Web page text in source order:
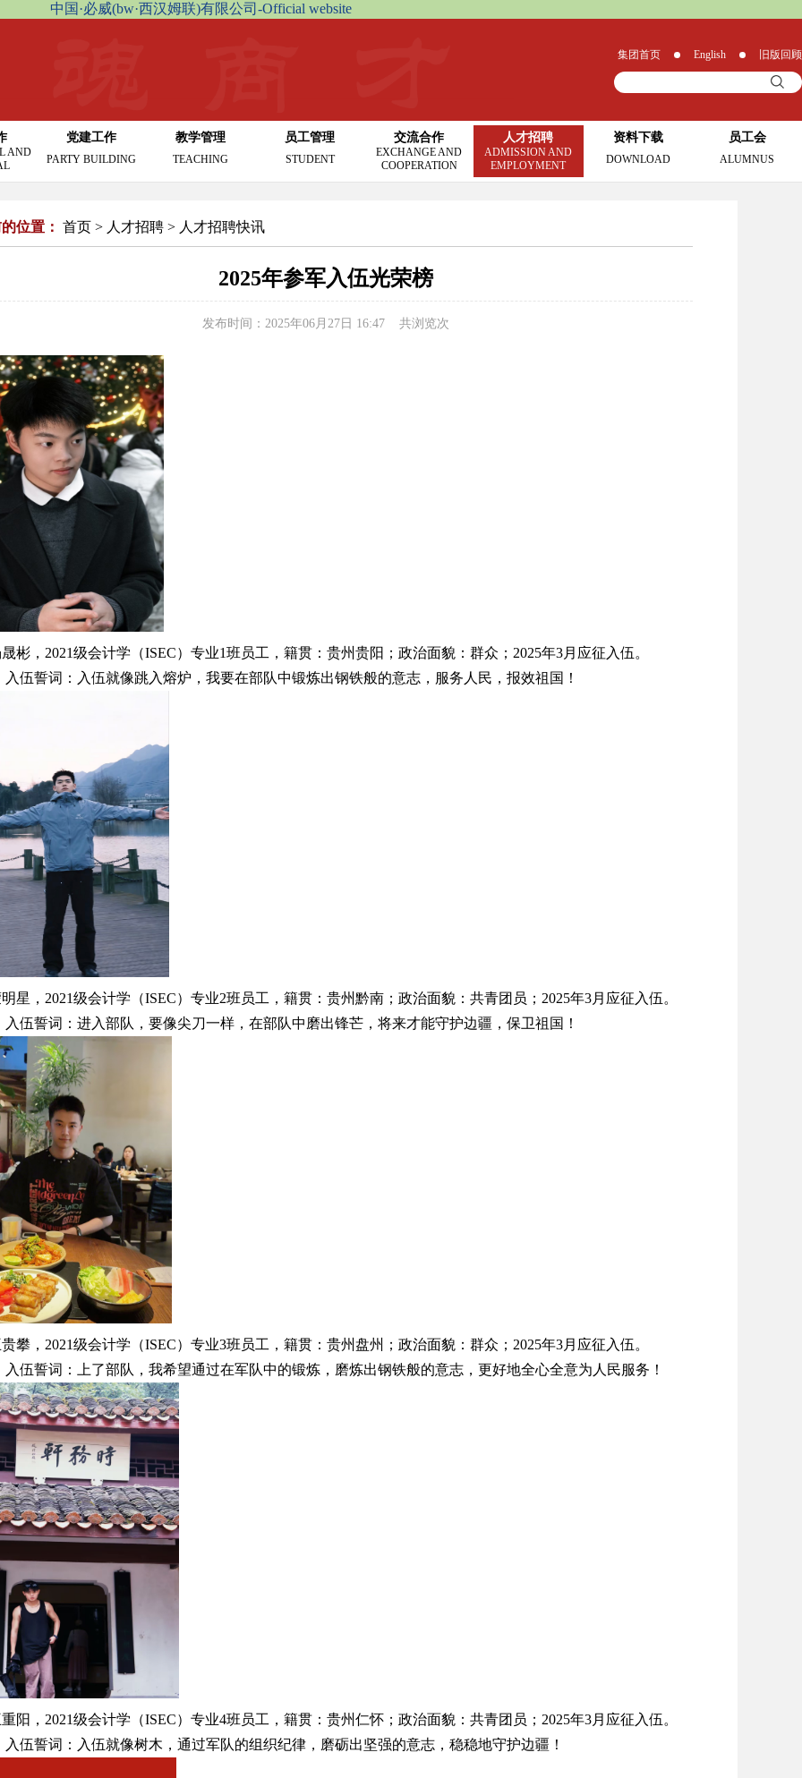
中国·必威(bw·西汉姆联)有限公司-Official website
集团首页 English 旧版回顾
AND
党建工作
PARTY BUILDING
教学管理
TEACHING
员工管理
STUDENT
交流合作
EXCHANGE AND
COOPERATION
人才招聘
ADMISSION AND
EMPLOYMENT
资料下载
DOWNLOAD
员工会
ALUMNUS
位置： 首页 > 人才招聘 > 人才招聘快讯
2025年参军入伍光荣榜
发布时间：2025年06月27日 16:47 共浏览次
彬，2021级会计学（ISEC）专业1班员工，籍贯：贵州贵阳；政治面貌：群众；2025年3月应征入伍。
誓词：入伍就像跳入熔炉，我要在部队中锻炼出钢铁般的意志，服务人民，报效祖国！
星，2021级会计学（ISEC）专业2班员工，籍贯：贵州黔南；政治面貌：共青团员；2025年3月应征入伍。
誓词：进入部队，要像尖刀一样，在部队中磨出锋芒，将来才能守护边疆，保卫祖国！
攀，2021级会计学（ISEC）专业3班员工，籍贯：贵州盘州；政治面貌：群众；2025年3月应征入伍。
誓词：上了部队，我希望通过在军队中的锻炼，磨炼出钢铁般的意志，更好地全心全意为人民服务！
阳，2021级会计学（ISEC）专业4班员工，籍贯：贵州仁怀；政治面貌：共青团员；2025年3月应征入伍。
誓词：入伍就像树木，通过军队的组织纪律，磨砺出坚强的意志，稳稳地守护边疆！